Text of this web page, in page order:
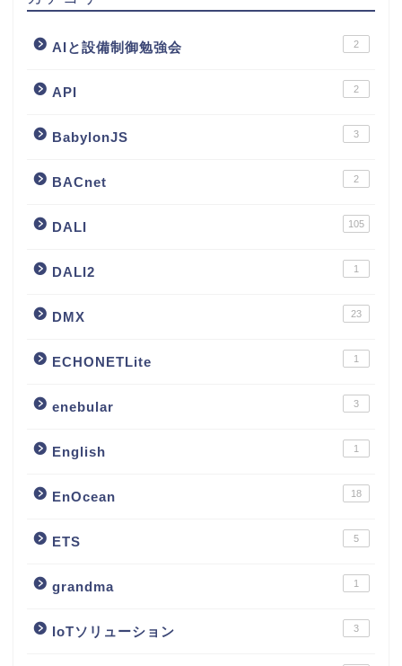
AIと設備制御勉強会 2
API 2
BabylonJS 3
BACnet 2
DALI 105
DALI2 1
DMX 23
ECHONETLite 1
enebular 3
English 1
EnOcean 18
ETS 5
grandma 1
IoTソリューション 3